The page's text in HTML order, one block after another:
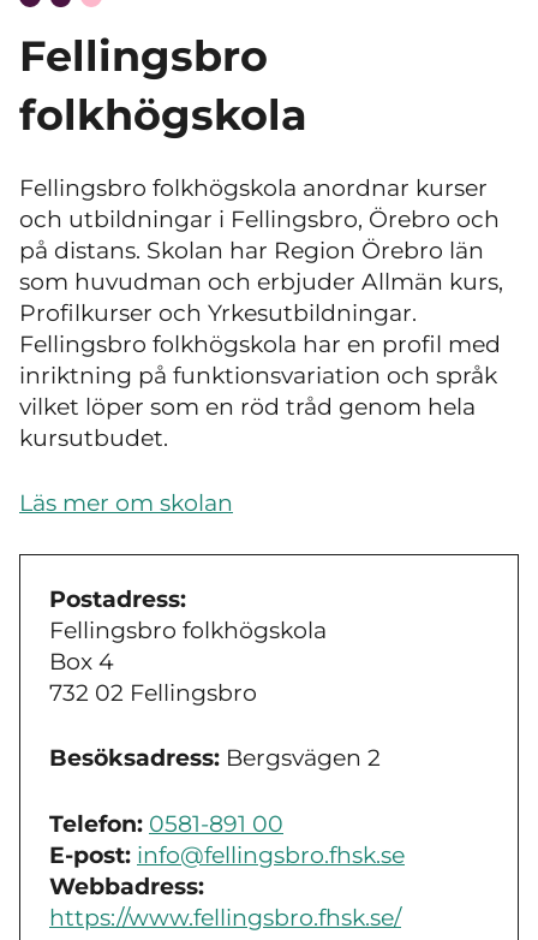
Fellingsbro
folkhögskola
Fellingsbro folkhögskola anordnar kurser
och utbildningar i Fellingsbro, Örebro och
på distans. Skolan har Region Örebro län
som huvudman och erbjuder Allmän kurs,
Profilkurser och Yrkesutbildningar.
Fellingsbro folkhögskola har en profil med
inriktning på funktionsvariation och språk
vilket löper som en röd tråd genom hela
kursutbudet.
Läs mer om skolan
Postadress:
Fellingsbro folkhögskola
Box 4
732 02 Fellingsbro
Besöksadress: Bergsvägen 2
Telefon: 0581-891 00
E-post: info@fellingsbro.fhsk.se
Webbadress:
https://www.fellingsbro.fhsk.se/